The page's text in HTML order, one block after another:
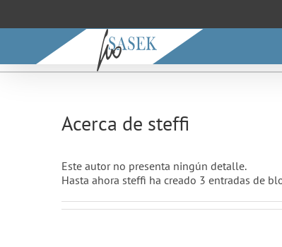
Acerca de steffi
Este autor no presenta ningún detalle.
Hasta ahora steffi ha creado 3 entradas de
Wozu noch Feinde bei